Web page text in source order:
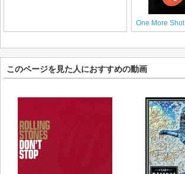
One More Shot
このページを見た人におすすめの動画